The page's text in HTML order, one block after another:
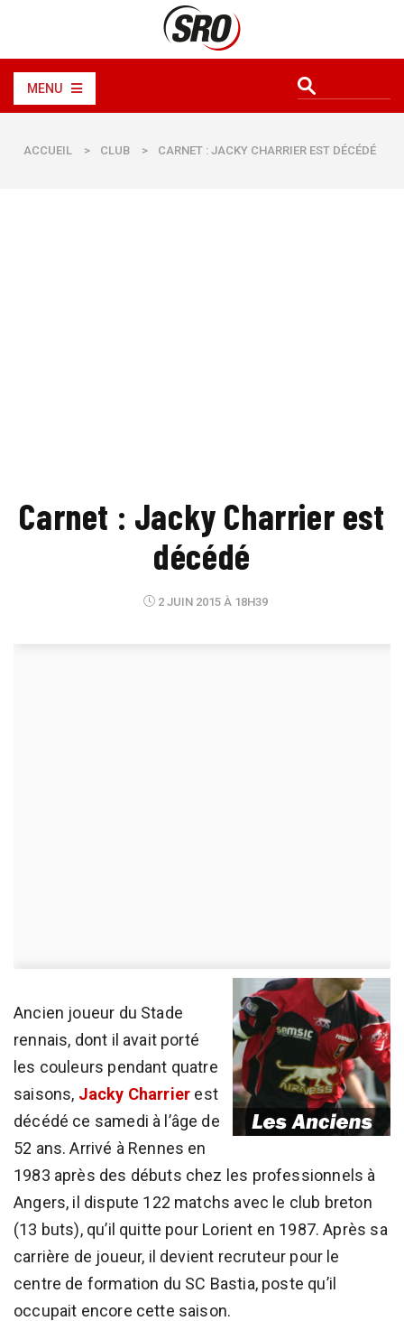
MENU
ACCUEIL > CLUB > CARNET : JACKY CHARRIER EST DÉCÉDÉ
Carnet : Jacky Charrier est
décédé
2 JUIN 2015 À 18H39
Ancien joueur du Stade
rennais, dont il avait porté
les couleurs pendant quatre
saisons, Jacky Charrier est
décédé ce samedi à l’âge de
52 ans. Arrivé à Rennes en
1983 après des débuts chez les professionnels à
Angers, il dispute 122 matchs avec le club breton
(13 buts), qu’il quitte pour Lorient en 1987. Après sa
carrière de joueur, il devient recruteur pour le
centre de formation du SC Bastia, poste qu’il
occupait encore cette saison.